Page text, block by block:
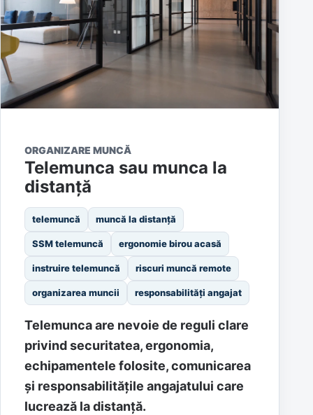
ORGANIZARE MUNCĂ
Telemunca sau munca la
distanță
telemuncă muncă la distanță
SSM telemuncă ergonomie birou acasă
instruire telemuncă riscuri muncă remote
organizarea muncii responsabilități angajat
Telemunca are nevoie de reguli clare
privind securitatea, ergonomia,
echipamentele folosite, comunicarea
și responsabilitățile angajatului care
lucrează la distanță.